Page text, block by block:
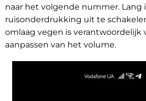
naar het volgende nummer.
ruisonderdrukking uit te
omlaag vegen is verantwoordelijk
aanpassen van het volume.